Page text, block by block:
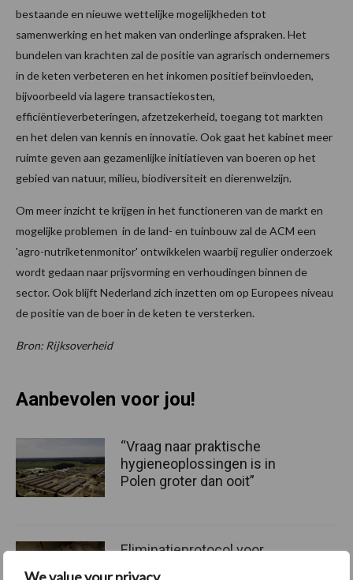
bestaande en nieuwe wettelijke mogelijkheden tot
samenwerking en het maken van onderlinge afspraken. Het
bundelen van krachten zal de positie van agrarisch ondernemers
in de keten verbeteren en het inkomen positief beïnvloeden,
bijvoorbeeld via lagere transactiekosten,
efficiëntieverbeteringen, afzetzekerheid, toegang tot markten
en het delen van kennis en innovatie. Ook gaat het kabinet meer
ruimte geven aan gezamenlijke initiatieven van boeren op het
gebied van natuur, milieu, biodiversiteit en dierenwelzijn.
Om meer inzicht te krijgen in het functioneren van de markt en
mogelijke problemen in de land- en tuinbouw zal de ACM een
'agro-nutriketenmonitor' ontwikkelen waarbij regulier onderzoek
wordt gedaan naar prijsvorming en verhoudingen binnen de
sector. Ook blijft Nederland zich inzetten om op Europees niveau
de positie van de boer in de keten te versterken.
Bron: Rijksoverheid
Aanbevolen voor jou!
“Vraag naar praktische
hygieneoplossingen is in
Polen groter dan ooit”
Eliminatieprotocol voor
Mycoplasma hyopneumonia